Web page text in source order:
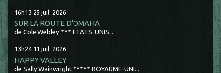
16h13 25 juil. 2026
SUR LA ROUTE D'OMAHA
de Cole Webley *** ETATS-UNIS...
13h24 11 juil. 2026
HAPPY VALLEY
de Sally Wainwright ***** ROYAUME-UNI...